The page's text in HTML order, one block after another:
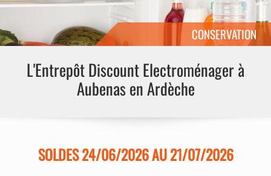
CONSERVATION
L'Entrepôt Discount Electroménager à
Aubenas en Ardèche
SOLDES 24/06/2026 AU 21/07/2026